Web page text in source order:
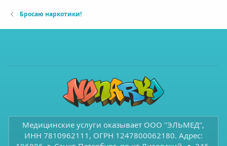
Бросаю наркотики!
Медицинские услуги оказывает ООО "ЭЛЬМЕД",
ИНН 7810962111, ОГРН 1247800062180. Адрес: